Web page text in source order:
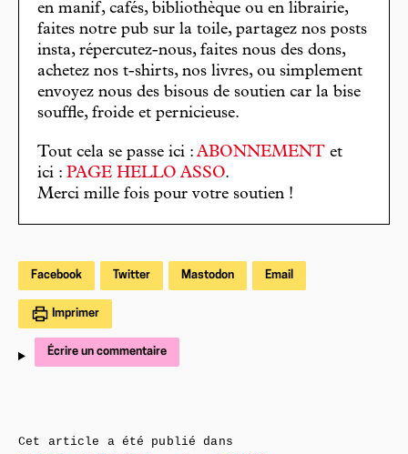
en manif, cafés, bibliothèque ou en librairie,
faites notre pub sur la toile, partagez nos posts
insta, répercutez-nous, faites nous des dons,
achetez nos t-shirts, nos livres, ou simplement
envoyez nous des bisous de soutien car la bise
souffle, froide et pernicieuse.
Tout cela se passe ici : ABONNEMENT et
ici : PAGE HELLO ASSO.
Merci mille fois pour votre soutien !
Facebook Twitter Mastodon Email
Imprimer
Écrire un commentaire
Cet article a été publié dans